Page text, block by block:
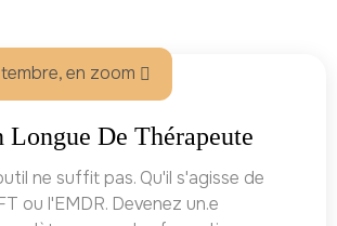
Longue De Thérapeute
ne suffit pas. Qu'il s'agisse de
ou l'EMDR. Devenez un.e
en zoom